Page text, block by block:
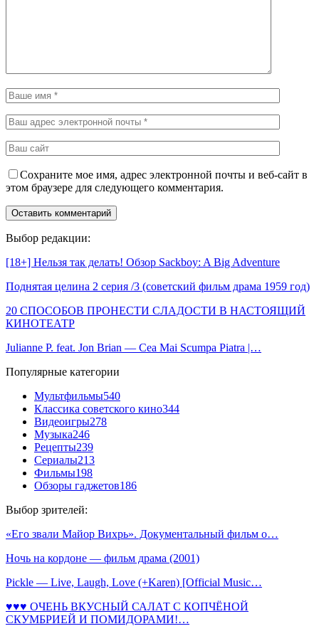
Сохраните мое имя, адрес электронной почты и веб-сайт в
этом браузере для следующего комментария.
Выбор редакции:
[18+] Нельзя так делать! Обзор Sackboy: A Big Adventure
Поднятая целина 2 серия /3 (советский фильм драма 1959 год)
20 СПОСОБОВ ПРОНЕСТИ СЛАДОСТИ В НАСТОЯЩИЙ
КИНОТЕАТР
Julianne P. feat. Jon Brian — Cea Mai Scumpa Piatra |…
Популярные категории
Мультфильмы540
Классика советского кино344
Видеоигры278
Музыка246
Рецепты239
Сериалы213
Фильмы198
Обзоры гаджетов186
Выбор зрителей:
«Его звали Майор Вихрь». Документальный фильм о…
Ночь на кордоне — фильм драма (2001)
Pickle — Live, Laugh, Love (+Karen) [Official Music…
♥♥♥ ОЧЕНЬ ВКУСНЫЙ САЛАТ С КОПЧЁНОЙ
СКУМБРИЕЙ И ПОМИДОРАМИ!…